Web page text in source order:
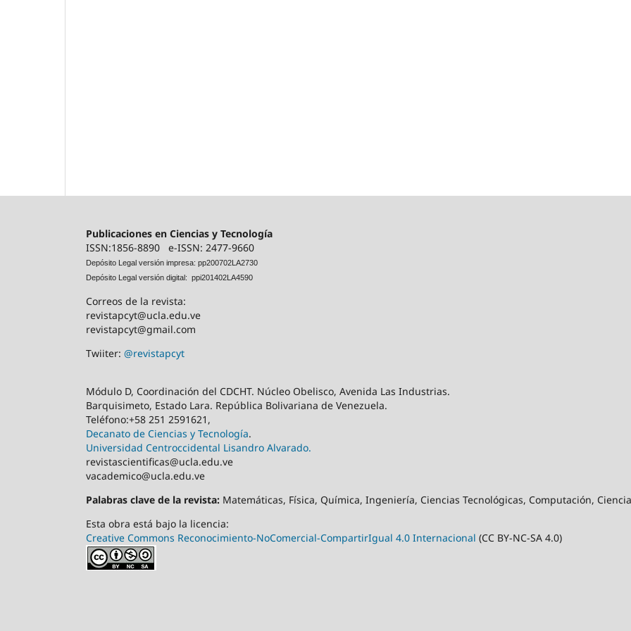
Publicaciones en Ciencias y Tecnología
ISSN:1856-8890 e-ISSN: 2477-9660
Depósito Legal versión impresa: pp200702LA2730
Depósito Legal versión digital: ppi201402LA4590
Correos de la revista:
revistapcyt@ucla.edu.ve
revistapcyt@gmail.com
Twiiter: @revistapcyt
Módulo D, Coordinación del CDCHT. Núcleo Obelisco, Avenida Las Industrias.
Barquisimeto, Estado Lara. República Bolivariana de Venezuela.
Teléfono:+58 251 2591621,
Decanato de Ciencias y Tecnología.
Universidad Centroccidental Lisandro Alvarado.
revistascientificas@ucla.edu.ve
vacademico@ucla.edu.ve
Palabras clave de la revista: Matemáticas, Física, Química, Ingeniería, Ciencias Tecnológicas, Computación,
Esta obra está bajo la licencia:
Creative Commons Reconocimiento-NoComercial-CompartirIgual 4.0 Internacional (CC BY-NC-SA 4.0)